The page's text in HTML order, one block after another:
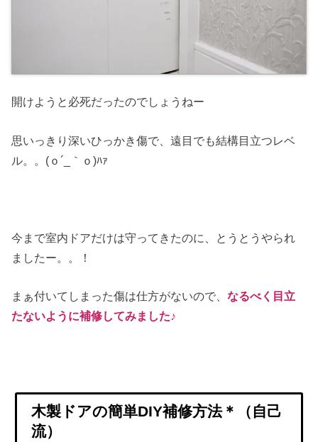
開けようと必死だったのでしょうねー
思いっきり深いひっかき傷で、遠目でも結構目立つレベ
ル。。(ｏ´_｀ｏ)ﾊｧ
今まで室内ドアだけは守ってきたのに、とうとうやられ
ましたー。。！
まぁ付いてしまった傷は仕方がないので、なるべく目立
たないように補修してみました♪
木製ドアの簡単DIY補修方法＊（自己
流）